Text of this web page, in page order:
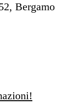
Bergamo